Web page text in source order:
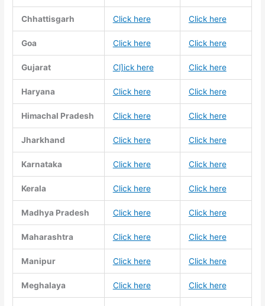
Chhattisgarh Click here Click here
Goa Click here Click here
Gujarat Cl]ick here Click here
Haryana Click here Click here
Himachal Pradesh Click here Click here
Jharkhand Click here Click here
Karnataka Click here Click here
Kerala Click here Click here
Madhya Pradesh Click here Click here
Maharashtra Click here Click here
Manipur Click here Click here
Meghalaya Click here Click here